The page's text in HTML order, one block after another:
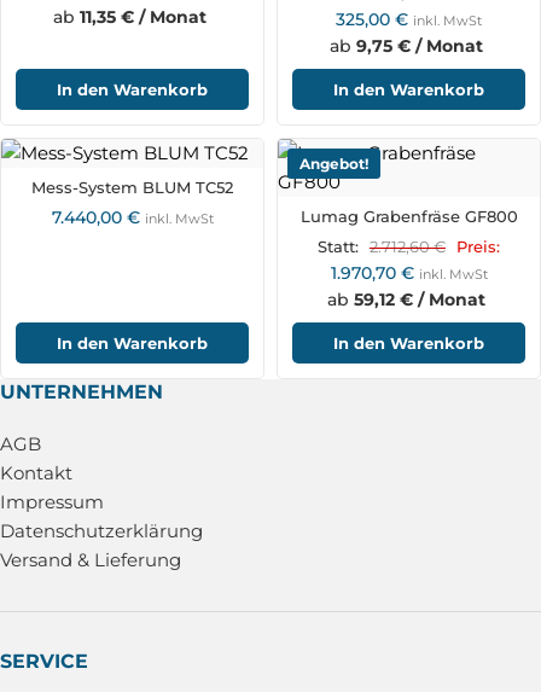
ab 11,35 € / Monat
In den Warenkorb
325,00 € inkl. MwSt
ab 9,75 € / Monat
In den Warenkorb
Mess-System BLUM TC52
7.440,00 € inkl. MwSt
In den Warenkorb
Angebot!
Lumag Grabenfräse GF800
Statt: 2.712,60€ Preis:
1.970,70 € inkl. MwSt
ab 59,12 € / Monat
In den Warenkorb
UNTERNEHMEN
AGB
Kontakt
Impressum
Datenschutzerklärung
Versand & Lieferung
SERVICE